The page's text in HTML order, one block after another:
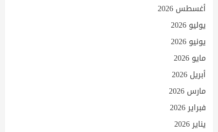
أغسطس 2026
يوليو 2026
يونيو 2026
مايو 2026
أبريل 2026
مارس 2026
فبراير 2026
يناير 2026